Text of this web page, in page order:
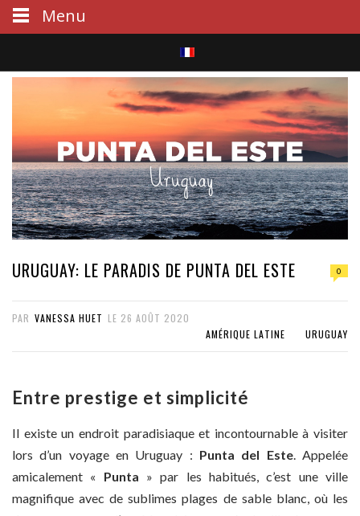
S
e
a
r
c
h
URUGUAY: LE PARADIS DE PUNTA DEL ESTE 0
PAR VANESSA HUET LE 26 AOÛT 2020
AMÉRIQUE LATINE
URUGUAY
Entre prestige et simplicité
Il existe un endroit paradisiaque et incontournable à visiter
lors d’un voyage en Uruguay : Punta del Este. Appelée
amicalement « Punta » par les habitués, c’est une ville
magnifique avec de sublimes plages de sable blanc, où les
Menu